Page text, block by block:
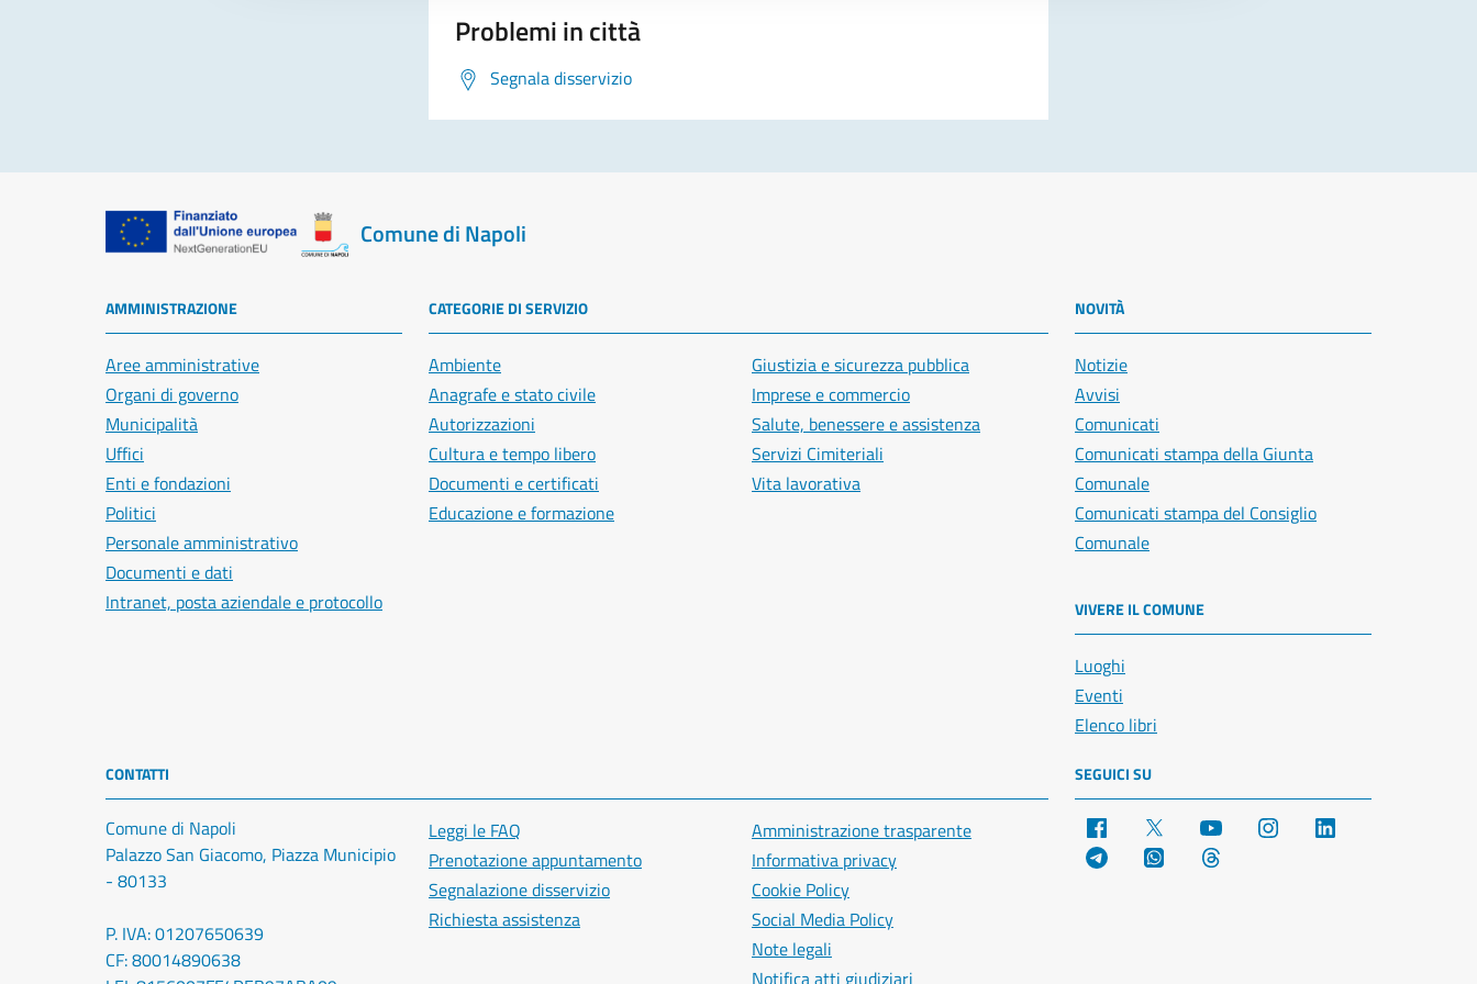
Problemi in città
Segnala disservizio
Comune di Napoli
AMMINISTRAZIONE
Aree amministrative
Organi di governo
Municipalità
Uffici
Enti e fondazioni
Politici
Personale amministrativo
Documenti e dati
Intranet, posta aziendale e protocollo
CATEGORIE DI SERVIZIO
Ambiente
Anagrafe e stato civile
Autorizzazioni
Cultura e tempo libero
Documenti e certificati
Educazione e formazione
Giustizia e sicurezza pubblica
Imprese e commercio
Salute, benessere e assistenza
Servizi Cimiteriali
Vita lavorativa
NOVITÀ
Notizie
Avvisi
Comunicati
Comunicati stampa della Giunta
Comunale
Comunicati stampa del Consiglio
Comunale
VIVERE IL COMUNE
Luoghi
Eventi
Elenco libri
CONTATTI
Comune di Napoli
Palazzo San Giacomo, Piazza Municipio
- 80133
P. IVA: 01207650639
CF: 80014890638
Leggi le FAQ
Prenotazione appuntamento
Segnalazione disservizio
Richiesta assistenza
Amministrazione trasparente
Informativa privacy
Cookie Policy
Social Media Policy
Note legali
SEGUICI SU
Facebook YouTube Instagram
Telegram WhatsApp